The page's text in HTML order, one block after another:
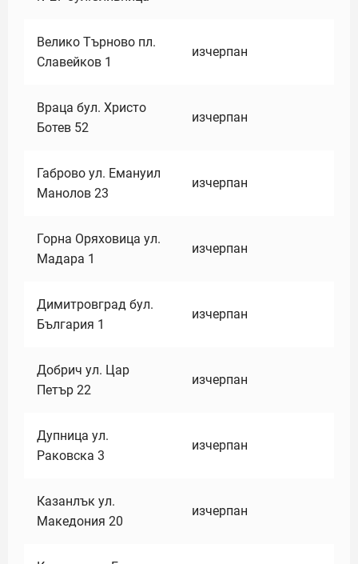
Велико Търново пл.
Славейков 1
изчерпан
Враца бул. Христо
Ботев 52
изчерпан
Габрово ул. Емануил
Манолов 23
изчерпан
Горна Оряховица ул.
Мадара 1
изчерпан
Димитровград бул.
България 1
изчерпан
Добрич ул. Цар
Петър 22
изчерпан
Дупница ул.
Раковска 3
изчерпан
Казанлък ул.
Македония 20
изчерпан